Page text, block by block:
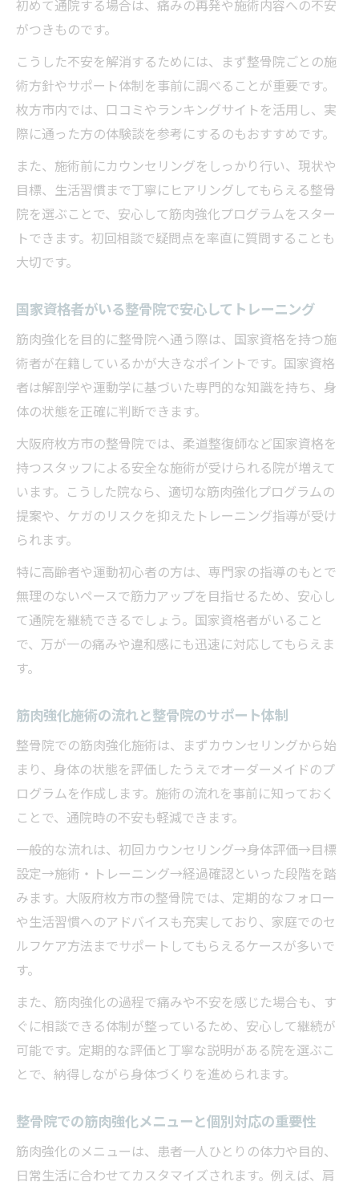
初めて通院する場合は、痛みの再発や施術内容への不安
がつきものです。
こうした不安を解消するためには、まず整骨院ごとの施
術方針やサポート体制を事前に調べることが重要です。
枚方市内では、口コミやランキングサイトを活用し、実
際に通った方の体験談を参考にするのもおすすめです。
また、施術前にカウンセリングをしっかり行い、現状や
目標、生活習慣まで丁寧にヒアリングしてもらえる整骨
院を選ぶことで、安心して筋肉強化プログラムをスター
トできます。初回相談で疑問点を率直に質問することも
大切です。
国家資格者がいる整骨院で安心してトレーニング
筋肉強化を目的に整骨院へ通う際は、国家資格を持つ施
術者が在籍しているかが大きなポイントです。国家資格
者は解剖学や運動学に基づいた専門的な知識を持ち、身
体の状態を正確に判断できます。
大阪府枚方市の整骨院では、柔道整復師など国家資格を
持つスタッフによる安全な施術が受けられる院が増えて
います。こうした院なら、適切な筋肉強化プログラムの
提案や、ケガのリスクを抑えたトレーニング指導が受け
られます。
特に高齢者や運動初心者の方は、専門家の指導のもとで
無理のないペースで筋力アップを目指せるため、安心し
て通院を継続できるでしょう。国家資格者がいること
で、万が一の痛みや違和感にも迅速に対応してもらえま
す。
筋肉強化施術の流れと整骨院のサポート体制
整骨院での筋肉強化施術は、まずカウンセリングから始
まり、身体の状態を評価したうえでオーダーメイドのプ
ログラムを作成します。施術の流れを事前に知っておく
ことで、通院時の不安も軽減できます。
一般的な流れは、初回カウンセリング→身体評価→目標
設定→施術・トレーニング→経過確認といった段階を踏
みます。大阪府枚方市の整骨院では、定期的なフォロー
や生活習慣へのアドバイスも充実しており、家庭でのセ
ルフケア方法までサポートしてもらえるケースが多いで
す。
また、筋肉強化の過程で痛みや不安を感じた場合も、す
ぐに相談できる体制が整っているため、安心して継続が
可能です。定期的な評価と丁寧な説明がある院を選ぶこ
とで、納得しながら身体づくりを進められます。
整骨院での筋肉強化メニューと個別対応の重要性
筋肉強化のメニューは、患者一人ひとりの体力や目的、
日常生活に合わせてカスタマイズされます。例えば、肩